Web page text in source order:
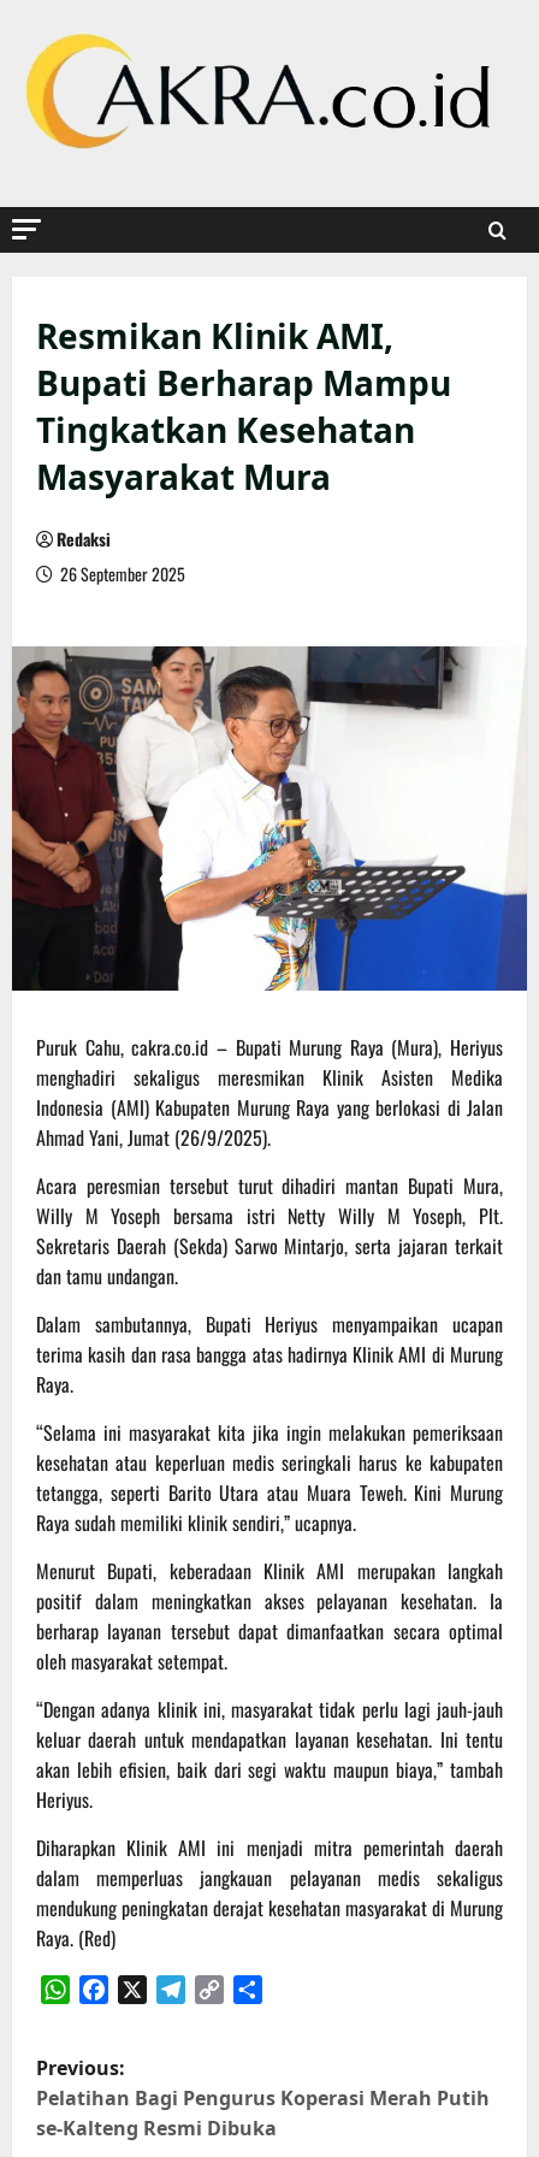
content
Resmikan Klinik AMI,
Bupati Berharap Mampu
Tingkatkan Kesehatan
Masyarakat Mura
Redaksi
26 September 2025
Puruk Cahu, cakra.co.id – Bupati Murung Raya (Mura), Heriyus
menghadiri sekaligus meresmikan Klinik Asisten Medika
Indonesia (AMI) Kabupaten Murung Raya yang berlokasi di Jalan
Ahmad Yani, Jumat (26/9/2025).
Acara peresmian tersebut turut dihadiri mantan Bupati Mura,
Willy M Yoseph bersama istri Netty Willy M Yoseph, Plt.
Sekretaris Daerah (Sekda) Sarwo Mintarjo, serta jajaran terkait
dan tamu undangan.
Dalam sambutannya, Bupati Heriyus menyampaikan ucapan
terima kasih dan rasa bangga atas hadirnya Klinik AMI di Murung
Raya.
“Selama ini masyarakat kita jika ingin melakukan pemeriksaan
kesehatan atau keperluan medis seringkali harus ke kabupaten
tetangga, seperti Barito Utara atau Muara Teweh. Kini Murung
Raya sudah memiliki klinik sendiri,” ucapnya.
Menurut Bupati, keberadaan Klinik AMI merupakan langkah
positif dalam meningkatkan akses pelayanan kesehatan. Ia
berharap layanan tersebut dapat dimanfaatkan secara optimal
oleh masyarakat setempat.
“Dengan adanya klinik ini, masyarakat tidak perlu lagi jauh-jauh
keluar daerah untuk mendapatkan layanan kesehatan. Ini tentu
akan lebih efisien, baik dari segi waktu maupun biaya,” tambah
Heriyus.
Diharapkan Klinik AMI ini menjadi mitra pemerintah daerah
dalam memperluas jangkauan pelayanan medis sekaligus
mendukung peningkatan derajat kesehatan masyarakat di Murung
Raya. (Red)
P
o
Previous:
Pelatihan Bagi Pengurus Koperasi Merah Putih
se-Kalteng Resmi Dibuka